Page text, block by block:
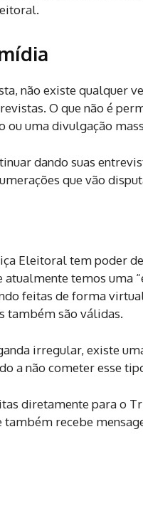
não existe qualquer
O que não é
uma divulgação
dando suas
que vão
Eleitoral tem poder
temos uma
feitas de forma
também são válidas.
irregular, existe
a não cometer esse
diretamente para o
também recebe